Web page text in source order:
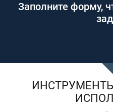
Заполните форму,